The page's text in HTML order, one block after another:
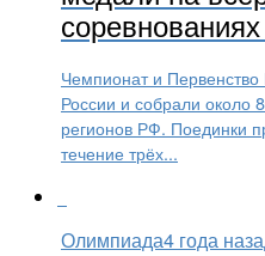
Чемпионат и
России и собрали около
регионов РФ. Поединки
течение трёх...
Олимпиада4 года